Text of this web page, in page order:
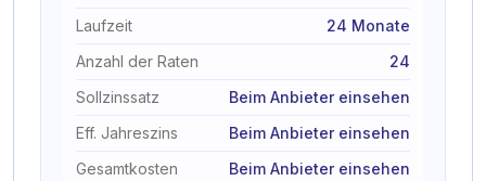
Laufzeit
24 Monate
Anzahl der Raten
24
Sollzinssatz
Beim Anbieter einsehen
Eff. Jahreszins
Beim Anbieter einsehen
Gesamtkosten
Beim Anbieter einsehen